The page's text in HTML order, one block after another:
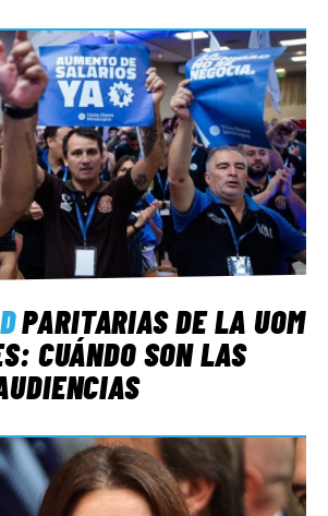
PARITARIAS DE LA UOM
CUÁNDO SON LAS